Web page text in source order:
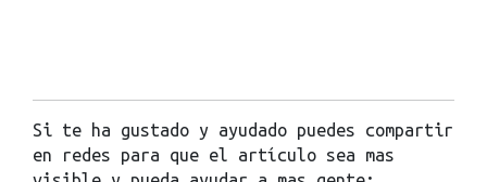
Si te ha gustado y ayudado puedes compartir
en redes para que el artículo sea mas